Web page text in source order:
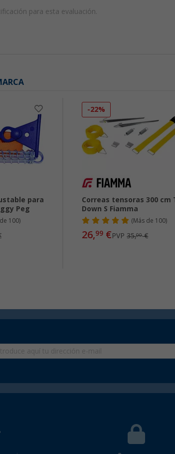
para esta evaluación.
para
Peg
100)
-22%
Correas tensoras 300 cm
Down S Fiamma
( Más de 100)
26,99 €PVP35,00€